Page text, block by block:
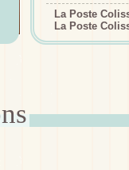
La Poste
La Poste